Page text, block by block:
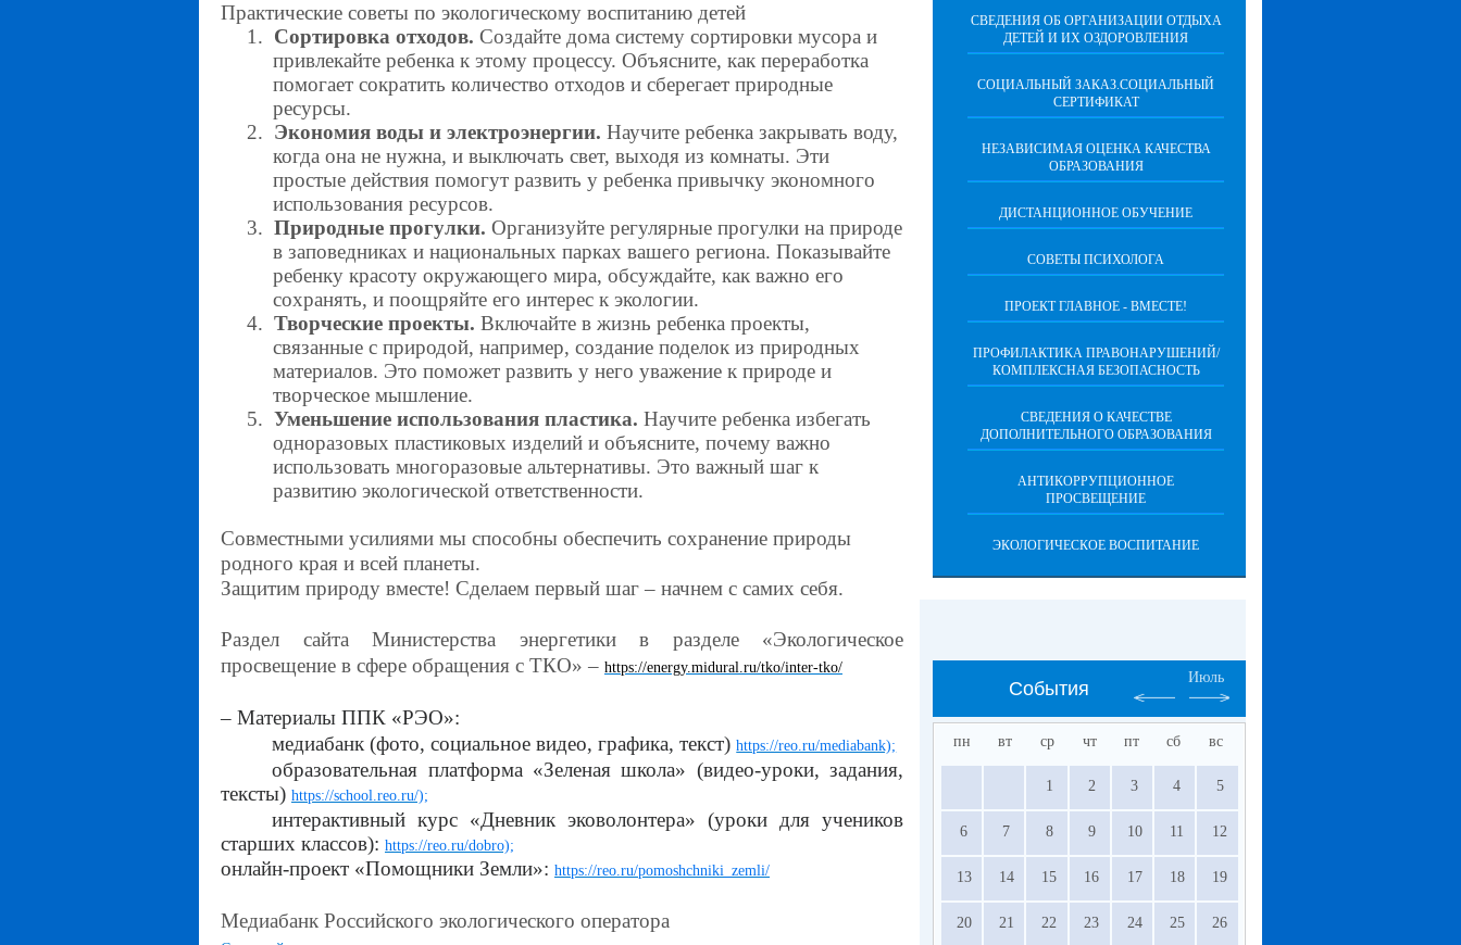
Практические советы по экологическому воспитанию детей
1. Сортировка отходов. Создайте дома систему сортировки мусора и
привлекайте ребенка к этому процессу. Объясните, как переработка
помогает сократить количество отходов и сберегает природные
ресурсы.
2. Экономия воды и электроэнергии. Научите ребенка закрывать воду,
когда она не нужна, и выключать свет, выходя из комнаты. Эти
простые действия помогут развить у ребенка привычку экономного
использования ресурсов.
3. Природные прогулки. Организуйте регулярные прогулки на природе
в заповедниках и национальных парках вашего региона. Показывайте
ребенку красоту окружающего мира, обсуждайте, как важно его
сохранять, и поощряйте его интерес к экологии.
4. Творческие проекты. Включайте в жизнь ребенка проекты,
связанные с природой, например, создание поделок из природных
материалов. Это поможет развить у него уважение к природе и
творческое мышление.
5. Уменьшение использования пластика. Научите ребенка избегать
одноразовых пластиковых изделий и объясните, почему важно
использовать многоразовые альтернативы. Это важный шаг к
развитию экологической ответственности.
Совместными усилиями мы способны обеспечить сохранение природы
родного края и всей планеты.
Защитим природу вместе! Сделаем первый шаг – начнем с самих себя.
Раздел сайта Министерства энергетики в разделе «Экологическое
просвещение в сфере обращения с ТКО» – https://energy.midural.ru/tko/inter-tko/
– Материалы ППК «РЭО»:
медиабанк (фото, социальное видео, графика, текст)https://reo.ru/mediabank);
образовательная платформа «Зеленая школа» (видео-уроки, задания,
тексты) https://school.reo.ru/);
интерактивный курс «Дневник эковолонтера» (уроки для учеников
старших классов): https://reo.ru/dobro);
онлайн-проект «Помощники Земли»: https://reo.ru/pomoshchniki_zemli/
Медиабанк Российского экологического оператора
СВЕДЕНИЯ ОБ ОРГАНИЗАЦИИ ОТДЫХА
ДЕТЕЙ И ИХ ОЗДОРОВЛЕНИЯ
СОЦИАЛЬНЫЙ ЗАКАЗ.СОЦИАЛЬНЫЙ
СЕРТИФИКАТ
НЕЗАВИСИМАЯ ОЦЕНКА КАЧЕСТВА
ОБРАЗОВАНИЯ
ДИСТАНЦИОННОЕ ОБУЧЕНИЕ
СОВЕТЫ ПСИХОЛОГА
ПРОЕКТ ГЛАВНОЕ - ВМЕСТЕ!
ПРОФИЛАКТИКА ПРАВОНАРУШЕНИЙ/
КОМПЛЕКСНАЯ БЕЗОПАСНОСТЬ
СВЕДЕНИЯ О КАЧЕСТВЕ
ДОПОЛНИТЕЛЬНОГО ОБРАЗОВАНИЯ
АНТИКОРРУПЦИОННОЕ
ПРОСВЕЩЕНИЕ
ЭКОЛОГИЧЕСКОЕ ВОСПИТАНИЕ
События
Июль
пн вт ср чт пт сб вс
1 2 3 4 5
6 7 8 9 10 11 12
13 14 15 16 17 18 19
20 21 22 23 24 25 26